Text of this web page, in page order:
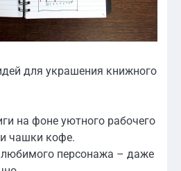
для украшения книжного
на фоне уютного рабочего
чашки кофе.
любимого персонажа – даже